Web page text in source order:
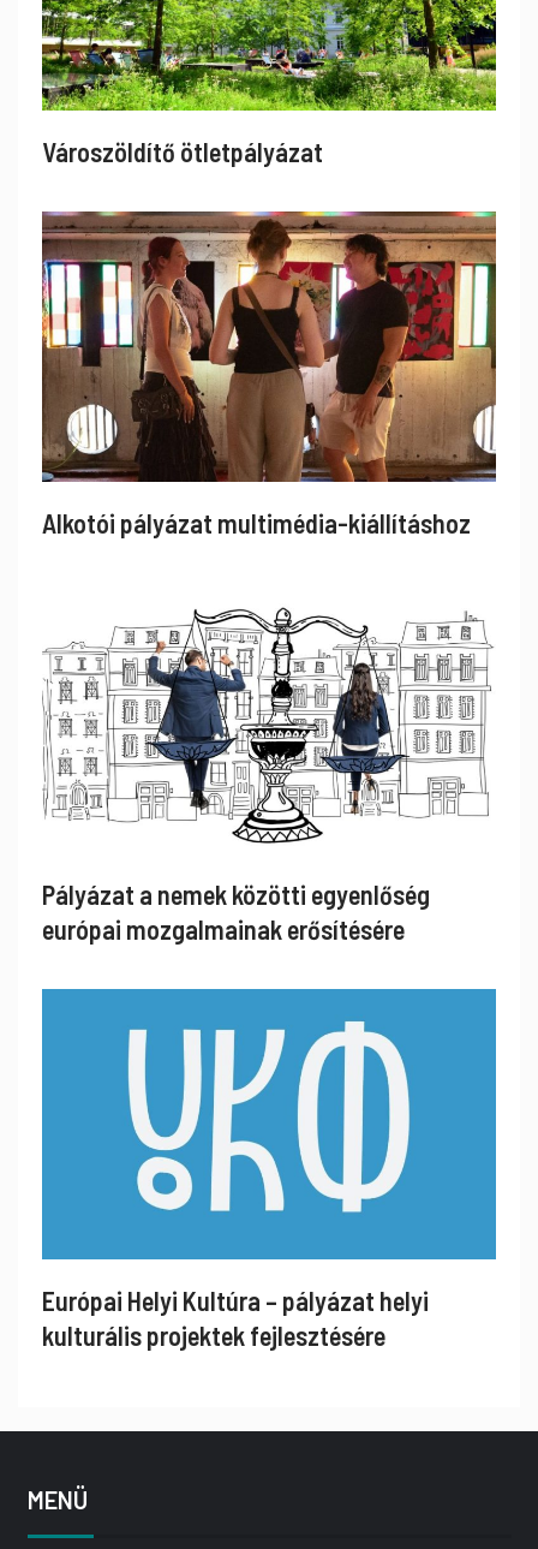
Városzöldítő ötletpályázat
Alkotói pályázat multimédia-kiállításhoz
Pályázat a nemek közötti egyenlőség
európai mozgalmainak erősítésére
Európai Helyi Kultúra – pályázat helyi
kulturális projektek fejlesztésére
MENÜ